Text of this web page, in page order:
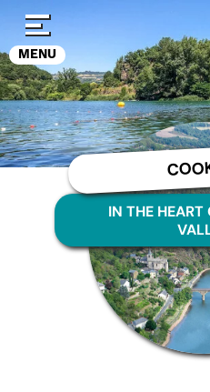
MENU
IN THE HEART